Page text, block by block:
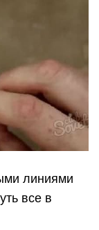
линиями
все в